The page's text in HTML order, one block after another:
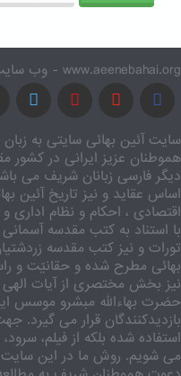
www.aeenebahai.org - وب سایت معرفی آئین بهائی به زبان فارسی
سایت آئین بهائی سایتی به
هموطنان عزیز ایرانی در کشور
دیگر فارسی زبانان شریف می
اساس عقاید و نیز تاریخ آئین
اقتصادی ، احکام و نظام
با استناد به کتب مقدسه
تورات و نیز کتب مقدسه
بهائی مطرح شده و حقانیّت و
نیز بخش مختصری از آیات
حضرت بهاءالله مبشرو موسس
بازدیدکنندگان قرار می گیرد.
استفاده شده بلکه از فیلم،
می شویم. روش ما در این سایت